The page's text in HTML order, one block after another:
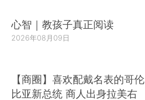
心智｜教孩子真正阅读
2026年08月09日
【商圈】喜欢配戴名表的哥伦
比亚新总统 商人出身拉美右